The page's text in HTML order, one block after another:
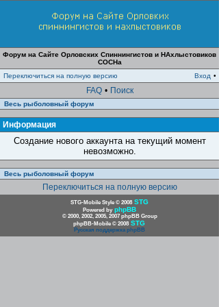
Форум на Сайте Орловских Спиннингистов и НАхлыстовиков
СОСНа
Переключиться на полную версию
Вход •
FAQ • Поиск
Весь рыболовный форум
Информация
Создание нового аккаунта на текущий момент
невозможно.
Весь рыболовный форум
Переключиться на полную версию
STG-Mobile Style © 2008 STG
Powered by phpBB
© 2000, 2002, 2005, 2007 phpBB Group
phpBB-Mobile © 2008 STG
Русская поддержка phpBB